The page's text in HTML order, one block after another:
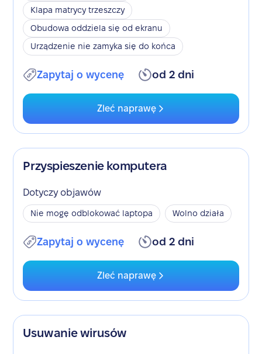
Klapa matrycy trzeszczy
Obudowa oddziela się od ekranu
Urządzenie nie zamyka się do końca
Zapytaj o wycenę od 2 dni
Zleć naprawę
Przyspieszenie komputera
Dotyczy objawów
Nie mogę odblokować laptopa Wolno działa
Zapytaj o wycenę od 2 dni
Zleć naprawę
Usuwanie wirusów